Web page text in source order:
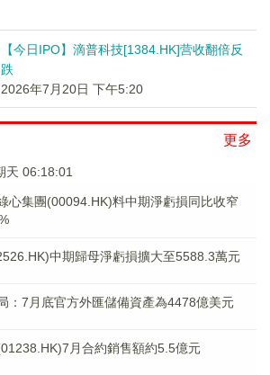
【今日IPO】滴普科技[1384.HK]营收翻倍反
跌
2026年7月20日 下午5:20
更多
天 06:18:02
心集團(00094.HK)料中期淨虧損同比收窄
中期歸母淨虧損擴大至5588.3萬元
：7月底官方外匯儲備資產為4478億美元
月合約銷售額約5.5億元